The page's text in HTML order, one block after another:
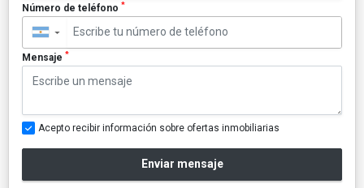
Número de teléfono *
▼
Mensaje *
Acepto recibir información sobre ofertas inmobiliarias
Enviar mensaje